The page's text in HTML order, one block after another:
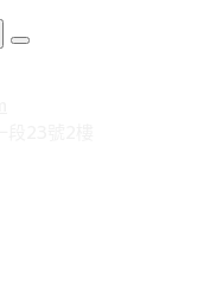
23號2樓